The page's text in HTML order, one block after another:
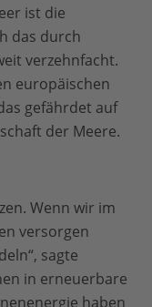
ist die
das durch
verzehnfacht.
europäischen
gefährdet auf
der Meere.
Wenn wir im
versorgen
sagte
in erneuerbare
haben